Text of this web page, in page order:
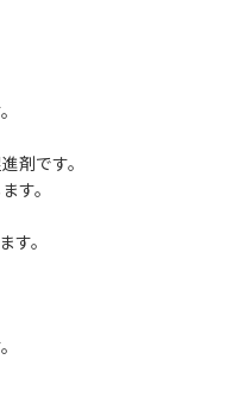
剤です。
す。
。